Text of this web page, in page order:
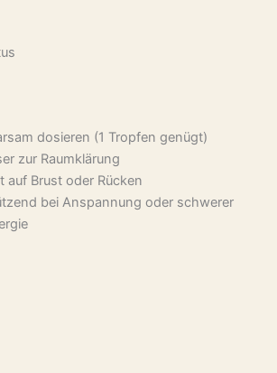
dosieren (1 Tropfen genügt)
zur Raumklärung
auf Brust oder Rücken
bei Anspannung oder schwerer